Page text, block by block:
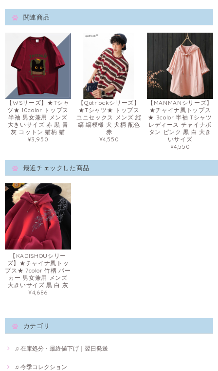
関連商品
【WSリーズ】★Tシャ
ツ★ 10color トップス
半袖 男女兼用 メンズ
大きいサイズ 赤 黒 青
灰 コットン 猫柄 猫
¥3,950
【Qotriockシリーズ】
★Tシャツ★ トップス
ユニセックス メンズ 縦
縞 縞模様 犬 犬柄 配色
赤
¥4,550
【MANMANシリーズ】
★チャイナ風トップス
★ 3color 半袖 Tシャツ
レディース チャイナボ
タン ピンク 黒 白 大き
いサイズ
¥4,550
最近チェックした商品
【KADISHOUシリー
ズ】★チャイナ風トッ
プス★ 7color 竹柄 パー
カー 男女兼用 メンズ
大きいサイズ 黒 白 灰
¥4,686
カテゴリ
♫ 在庫処分・最終値下げ｜翌日発送
♫ 今季コレクション